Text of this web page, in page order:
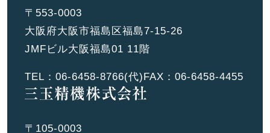
〒553-0003
大阪府大阪市福島区福島7-15-26
JMFビル大阪福島01 11階
TEL： 06-6458-8766(代) FAX：06-6458-4455
〒105-0003